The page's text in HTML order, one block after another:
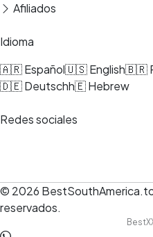
Afiliados
Idioma
🇦🇷 Español🇺🇸 English🇧🇷
🇩🇪 Deutschh🇪 Hebrew
Redes sociales
© 2026
reservados.